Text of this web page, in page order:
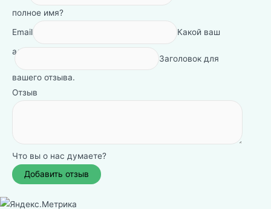
полное имя?
Email
Какой ваш
адрес электронной почты?
Заголовок для
вашего отзыва.
Отзыв
Что вы о нас думаете?